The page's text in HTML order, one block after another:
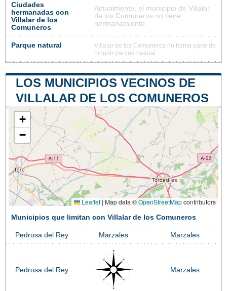
Ciudades
hermanadas con
Villalar de los
Comuneros
Actualmente, el municipio de Villalar
de los Comuneros no tiene
hermanamiento
Parque natural
Villalar de los Comuneros no forma parte de
ningún parque natural
LOS MUNICIPIOS VECINOS DE
VILLALAR DE LOS COMUNEROS
+
−
Leaflet | Map data ©OpenStreetMapcontributors
Municipios que limitan con Villalar de los Comuneros
Pedrosa del Rey Marzales Marzales
Pedrosa del Rey Marzales